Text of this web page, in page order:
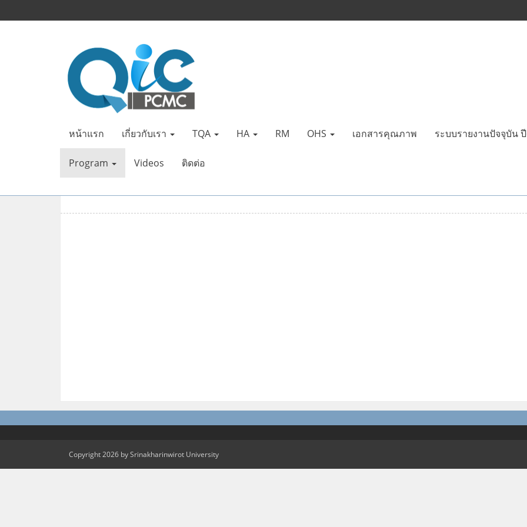
หน้าแรก เกี่ยวกับเรา TQA HA RM OHS เอกสารคุณภาพ ระบบรายงานปัจจุบัน
Program Videos ติดต่อ
Copyright 2026 by Srinakharinwirot University